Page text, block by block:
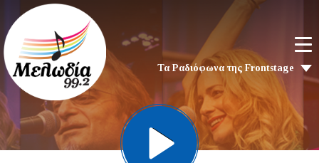
Τα Ραδιόφωνα της Frontstage